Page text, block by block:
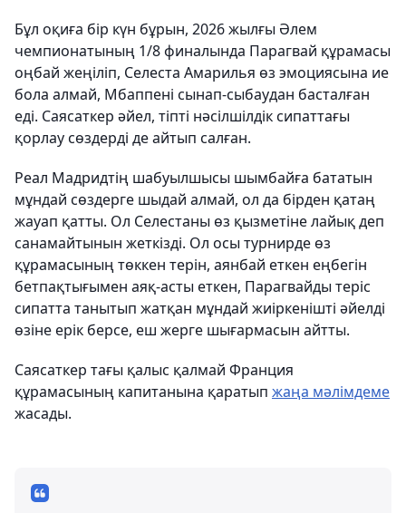
Бұл оқиға бір күн бұрын, 2026 жылғы Әлем
чемпионатының 1/8 финалында Парагвай құрамасы
оңбай жеңіліп, Селеста Амарилья өз эмоциясына ие
бола алмай, Мбаппені сынап-сыбаудан басталған
еді. Саясаткер әйел, тіпті нәсілшілдік сипаттағы
қорлау сөздерді де айтып салған.
Реал Мадридтің шабуылшысы шымбайға бататын
мұндай сөздерге шыдай алмай, ол да бірден қатаң
жауап қатты. Ол Селестаны өз қызметіне лайық деп
санамайтынын жеткізді. Ол осы турнирде өз
құрамасының төккен терін, аянбай еткен еңбегін
бетпақтығымен аяқ-асты еткен, Парагвайды теріс
сипатта танытып жатқан мұндай жиіркенішті әйелді
өзіне ерік берсе, еш жерге шығармасын айтты.
Саясаткер тағы қалыс қалмай Франция
құрамасының капитанына қаратып жаңа мәлімдеме
жасады.